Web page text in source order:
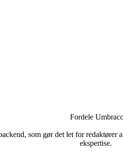
Fordele
som gør det let for redaktører
ekspertise.